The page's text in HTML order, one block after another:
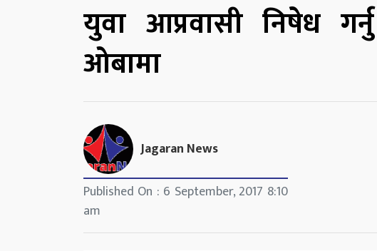
युवा आप्रवासी निषेध गर्नु
ओबामा
Jagaran News
Published On : 6 September, 2017 8:10
am